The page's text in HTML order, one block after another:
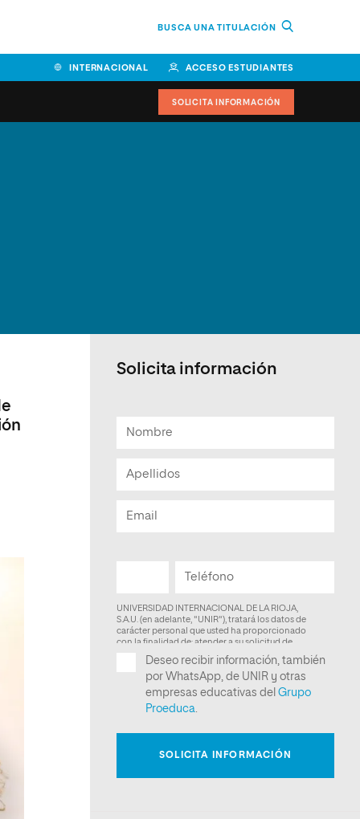
BUSCA UNA TITULACIÓN
INTERNACIONAL ACCESO ESTUDIANTES
Escuela de Doctorado
SOLICITA INFORMACIÓN
Solicita información